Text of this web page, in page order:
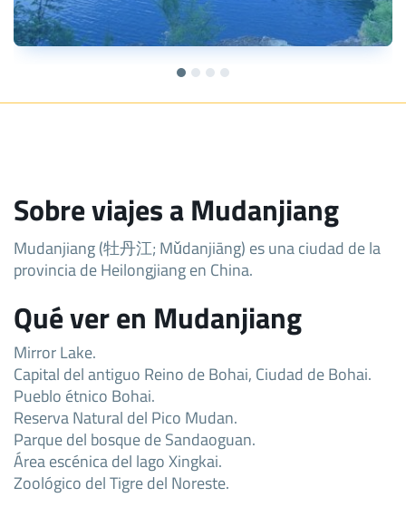
Sobre viajes a Mudanjiang
Mudanjiang (牡丹江; Mǔdanjiāng) es una ciudad de la
provincia de Heilongjiang en China.
Qué ver en Mudanjiang
Mirror Lake.
Capital del antiguo Reino de Bohai, Ciudad de Bohai.
Pueblo étnico Bohai.
Reserva Natural del Pico Mudan.
Parque del bosque de Sandaoguan.
Área escénica del lago Xingkai.
Zoológico del Tigre del Noreste.